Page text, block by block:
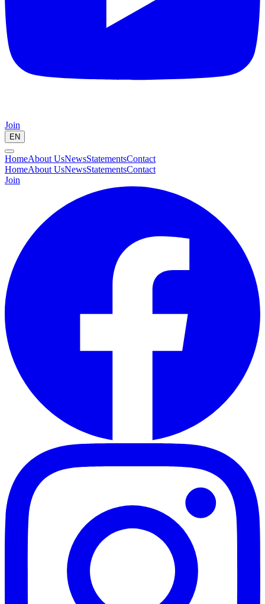
Join
EN
HomeAbout UsNewsStatementsContact
HomeAbout UsNewsStatementsContact
Join